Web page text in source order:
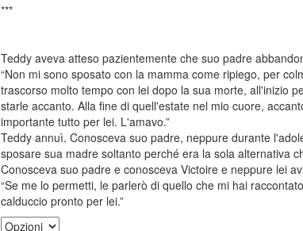
***
Teddy aveva atteso pazientemente che suo padre
“Non mi sono sposato con la mamma come ripiego, per
trascorso molto tempo con lei dopo la sua morte, all'inizio
starle accanto. Alla fine di quell'estate nel mio cuore,
importante tutto per lei. L'amavo.”
Teddy annuì. Conosceva suo padre, neppure durante
sposare sua madre soltanto perché era la sola alternativa
Conosceva suo padre e conosceva Victoire e neppure lei
“Se me lo permetti, le parlerò di quello che mi hai
calduccio pronto per lei.”